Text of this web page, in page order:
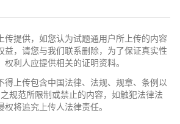
传提供，如您认为试题通用户所上传的内容
益，请您与我们联系删除，为了保证真实性
权利人应提供相关的证明资料。
得上传包含中国法律、法规、规章、条例以
规范所限制或禁止的内容，如触犯法律法
权将追究上传人法律责任。